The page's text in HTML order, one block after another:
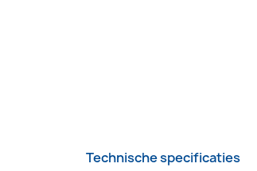
Technische specificaties